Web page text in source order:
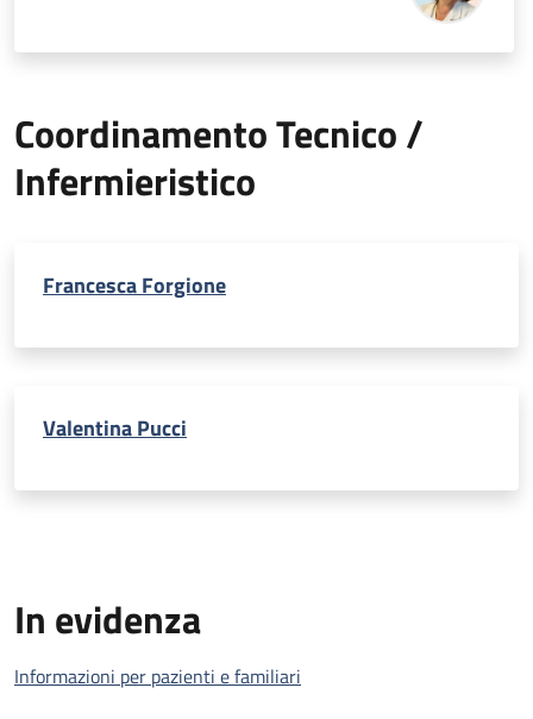
Coordinamento Tecnico /
Infermieristico
Francesca Forgione
Valentina Pucci
In evidenza
Informazioni per pazienti e familiari